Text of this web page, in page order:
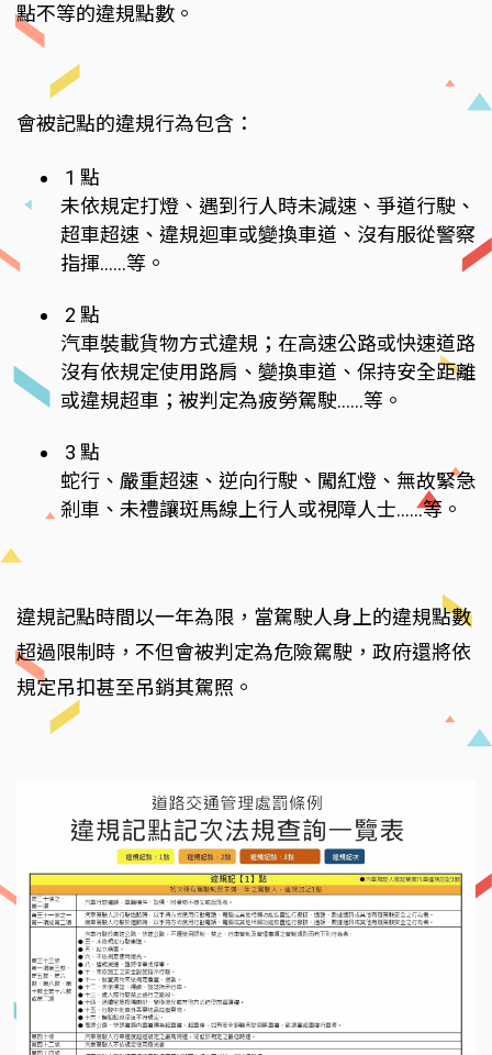
點不等的違規點數。
會被記點的違規行為包含：
1 點
未依規定打燈、遇到行人時未減速、爭道行駛、
超車超速、違規迴車或變換車道、沒有服從警察
指揮……等。
2 點
汽車裝載貨物方式違規；在高速公路或快速道路
沒有依規定使用路肩、變換車道、保持安全距離
或違規超車；被判定為疲勞駕駛……等。
3 點
蛇行、嚴重超速、逆向行駛、闖紅燈、無故緊急
剎車、未禮讓斑馬線上行人或視障人士……等。
違規記點時間以一年為限，當駕駛人身上的違規點數
超過限制時，不但會被判定為危險駕駛，政府還將依
規定吊扣甚至吊銷其駕照。